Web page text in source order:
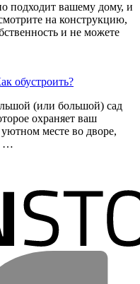
подходит вашему дому, и
на конструкцию,
и не можете
обустроить?
(или большой) сад
охраняет ваш
месте во дворе,
…